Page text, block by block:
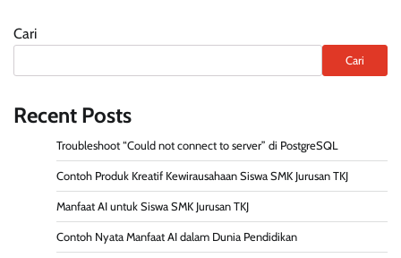
Cari
Cari
Recent Posts
Troubleshoot “Could not connect to server” di PostgreSQL
Contoh Produk Kreatif Kewirausahaan Siswa SMK Jurusan TKJ
Manfaat AI untuk Siswa SMK Jurusan TKJ
Contoh Nyata Manfaat AI dalam Dunia Pendidikan